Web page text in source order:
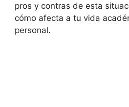
pros y contras de esta
cómo afecta a tu vida
personal.